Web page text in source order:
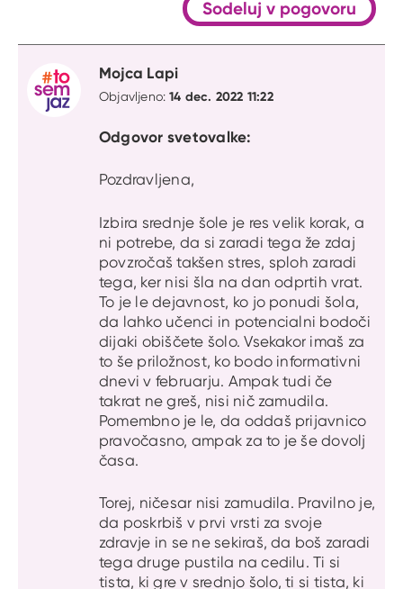
Sodeluj v pogovoru
Mojca Lapi
Objavljeno:14 dec. 2022 11:22
Odgovor svetovalke:
Pozdravljena,
Izbira srednje šole je res velik korak, a
ni potrebe, da si zaradi tega že zdaj
povzročaš takšen stres, sploh zaradi
tega, ker nisi šla na dan odprtih vrat.
To je le dejavnost, ko jo ponudi šola,
da lahko učenci in potencialni bodoči
dijaki obiščete šolo. Vsekakor imaš za
to še priložnost, ko bodo informativni
dnevi v februarju. Ampak tudi če
takrat ne greš, nisi nič zamudila.
Pomembno je le, da oddaš prijavnico
pravočasno, ampak za to je še dovolj
časa.
Torej, ničesar nisi zamudila. Pravilno je,
da poskrbiš v prvi vrsti za svoje
zdravje in se ne sekiraš, da boš zaradi
tega druge pustila na cedilu. Ti si
tista, ki gre v srednjo šolo, ti si tista, ki